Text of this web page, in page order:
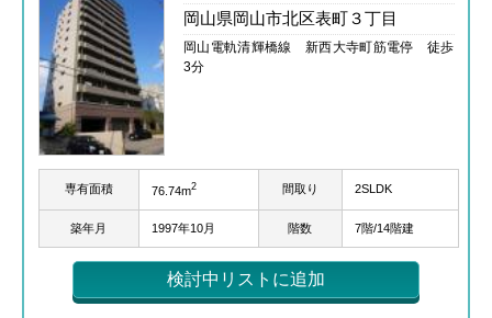
岡山県岡山市北区表町３丁目
岡山電軌清輝橋線 新西大寺町筋電停 徒歩
3分
専有面積 76.74m2 間取り 2SLDK
築年月 1997年10月 階数 7階/14階建
検討中リストに追加